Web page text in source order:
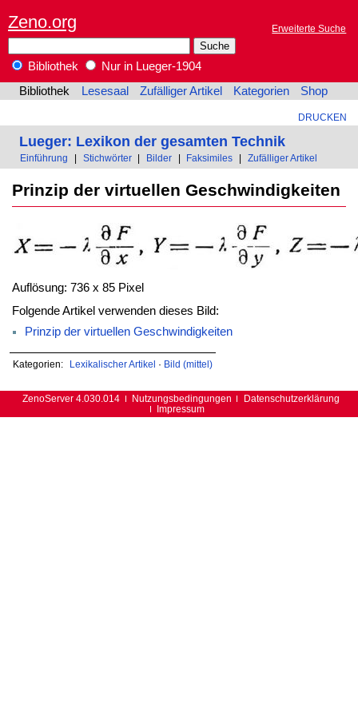
Zeno.org Erweiterte Suche
Bibliothek
Nur in Lueger-1904
Bibliothek
Lesesaal Zufälliger Artikel Kategorien Shop
DRUCKEN
Lueger: Lexikon der gesamten Technik
Einführung Stichwörter Bilder Faksimiles Zufälliger Artikel
Prinzip der virtuellen Geschwindigkeiten
Auflösung: 736 x 85 Pixel
Folgende Artikel verwenden dieses Bild:
Prinzip der virtuellen Geschwindigkeiten
Kategorien: Lexikalischer Artikel · Bild (mittel)
ZenoServer 4.030.014 Nutzungsbedingungen
Datenschutzerklärung
Impressum